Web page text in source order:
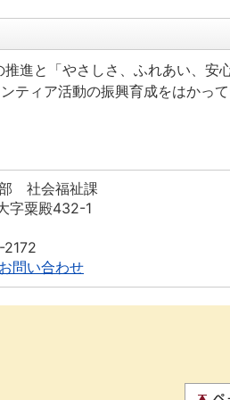
進と「やさしさ、ふれあい、安
ティア活動の振興育成をはかっ
社会福祉課
粟殿432-1
問い合わせ